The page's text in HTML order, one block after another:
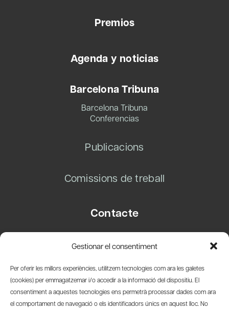
Gestionar el consentiment
Per oferir les millors experiències, utilitzem tecnologies com ara les galetes
(cookies) per emmagatzemar i/o accedir a la informació del dispositiu. El
consentiment a aquestes tecnologies ens permetrà processar dades com ara
el comportament de navegació o els identificadors únics en aquest lloc. No
Premios
Agenda y noticias
Barcelona Tribuna
Barcelona Tribuna
Conferencias
Publicacions
Comissions de treball
Contacte
08003 Barcelona
info@amicsdelpais.com
Suscripció Newsletter